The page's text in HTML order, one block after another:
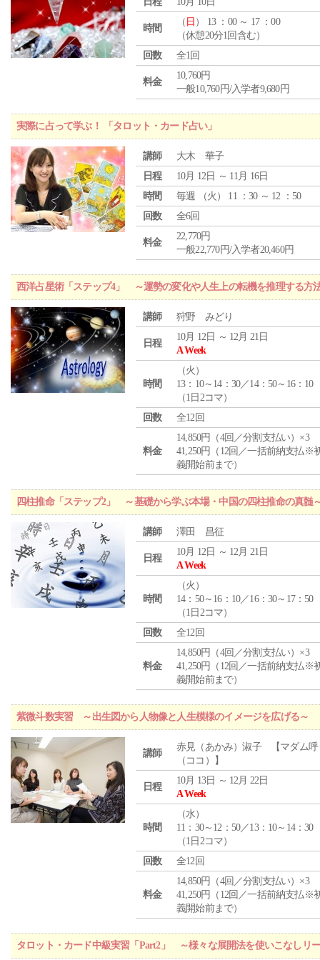
時間
（ 日 ） 13 ：00 ～ 17 ：00
（休憩20分1回含む）
回数
全1回
料金
10,760円
一般10,760円/入学者9,680円
実際に占って学ぶ！ 「タロット・カード占い」
講師
大木 華子
日程
10月 12日 ～ 11月 16日
時間
毎週 （火 ） 11 ：30 ～ 12 ：50
回数
全6回
料金
22,770円
一般22,770円/入学者20,460円
西洋占星術「ステップ4」 ～運勢の変化や人生上の転機を推理する方
講師 狩野 みどり
日程
10月 12日 ～ 12月 21日
A Week
時間
（火 ）
13：10～14：30／14：50～16：10
（1日2コマ）
回数
全12回
料金
14,850円（4回／分割支払い）×3
41,250円（12回／一括前納支払※
義開始前まで）
四柱推命「ステップ2」 ～基礎から学ぶ本場・中国の四柱推命の真髄
講師 澤田 昌征
日程
10月 12日 ～ 12月 21日
A Week
時間
（火 ）
14：50～16：10／16：30～17：50
（1日2コマ）
回数
全12回
料金
14,850円（4回／分割支払い）×3
41,250円（12回／一括前納支払※
義開始前まで）
紫微斗数実習 ～出生図から人物像と人生模様のイメージを広げる～
講師
赤見（あかみ）淑子 【マダム呼
（ココ）】
日程
10月 13日 ～ 12月 22日
A Week
時間
（水）
11：30～12：50／13：10～14：30
（1日2コマ）
回数
全12回
料金
14,850円（4回／分割支払い）×3
41,250円（12回／一括前納支払※
義開始前まで）
タロット・カード中級実習「Part2」 ～様々な展開法を使いこなしリ